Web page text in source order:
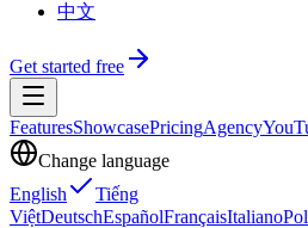
中文
Get started free
FeaturesShowcasePricingAgency
Change language
English
Tiếng
ViệtDeutschEspañolFrançaisItaliano